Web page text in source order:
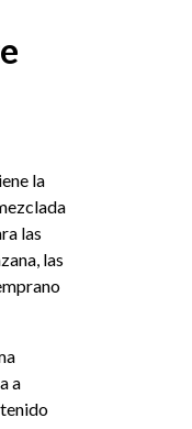
la
las
las
a